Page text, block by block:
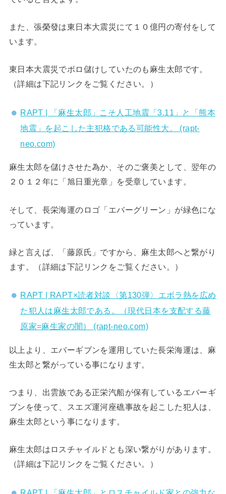
また、張榮發は東日本大震災にて１０億円の寄付をして
います。
東日本大震災でボロ儲けしていたのも麻生太郎です。
（詳細は下記リンクをご覧ください。）
RAPT | 「麻生太郎」こそ人工地震「3.11」と「熊本
地震」を起こした主犯格である可能性大。 (rapt-
neo.com)
麻生太郎を儲けさせた為か、そのご褒美として、翌年の
２０１２年に「旭日重光章」を受章しています。
そして、長栄海運のロゴ「エバーグリーン」が緑色にな
っています。
緑と言えば、「藤原氏」ですから、麻生太郎へと繋がり
ます。（詳細は下記リンクをご覧ください。）
RAPT | RAPT×読者対談〈第130弾〉エボラ熱を広め
た犯人は麻生太郎である。（現代日本を支配する藤
原家=麻生家の闇） (rapt-neo.com)
以上より、エバーギブンを運用していた長栄海運は、麻
生太郎と繋がっている事になります。
つまり、出雲族である正栄汽船が保有しているエバーギ
ブンを使って、スエズ運河座礁事故を起こした犯人は、
麻生太郎という事になります。
麻生太郎はロスチャイルドとも深い繋がりがあります。
（詳細は下記リンクをご覧ください。）